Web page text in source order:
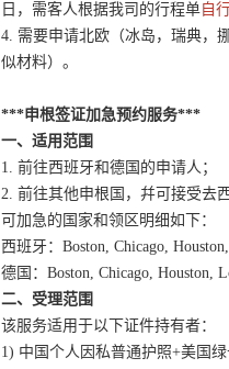
日，需客人根据我司的行程单 自
4. 需要申请北欧（冰岛，瑞典，
似材料）。
***申根签证加急预约服务***
一、适用范围
1. 前往西班牙和德国的申请人；
2. 前往其他申根国，幷可接受去
可加急的国家和领区明细如下：
西班牙：Boston, Chicago,
德国：Boston, Chicago, Houston,
二、受理范围
该服务适用于以下证件持有者：
1) 中国个人因私普通护照+美国